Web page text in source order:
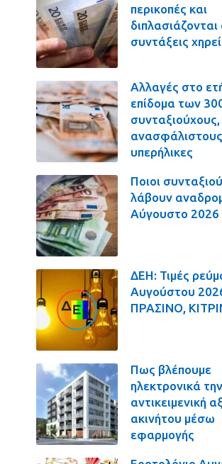
περικοπές και
διπλασιάζονται
συντάξεις
Αλλαγές στο
επίδομα των
ανασφάλιστους
υπερήλικες
Ποιοι
λάβουν
Αύγουστο 2026
ΔΕΗ: Τιμές
Αυγούστου
ΠΡΑΣΙΝΟ,
Πως βλέπουμε
ηλεκτρονικά την
αντικειμενική
ακινήτου μέσω
εφαρμογής